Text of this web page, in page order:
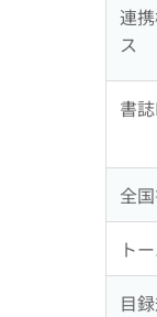
連
ス
書
全
ト
目